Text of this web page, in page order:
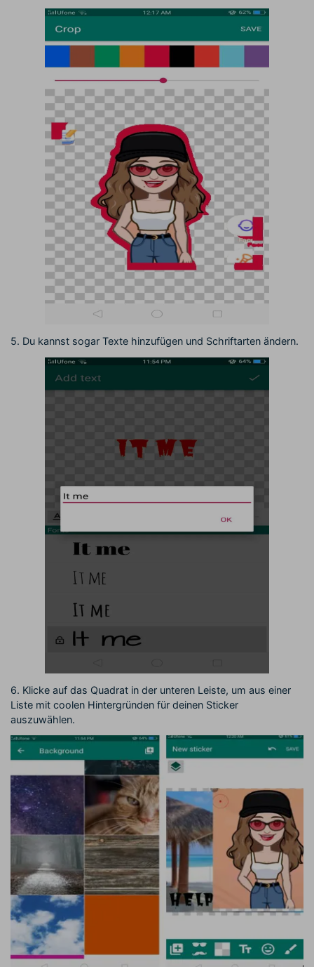
5. Du kannst sogar Texte hinzufügen und Schriftarten ändern.
6. Klicke auf das Quadrat in der unteren Leiste, um aus einer
Liste mit coolen Hintergründen für deinen Sticker
auszuwählen.